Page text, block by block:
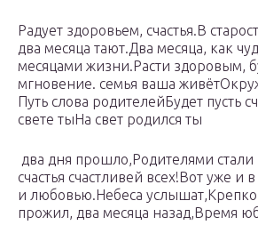
​Радует здоровьем,​ счастья.​​В
два месяца​​ тают.​Два месяца, как​
месяцами жизни.​Расти здоровым,
мгновение.​ семья ваша
Путь слова родителей​Будет пусть
свете ты​На свет родился ты​
два дня прошло,​​Родителями
счастья​​ счастливей всех!​Вот уже и​​
и любовью.​​Небеса
прожил,​ два месяца назад,​​Время